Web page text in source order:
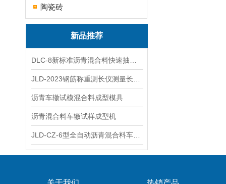
陶瓷砖
新品推荐
沥青车辙试模混合料成型模具
沥青混合料车辙试样成型机